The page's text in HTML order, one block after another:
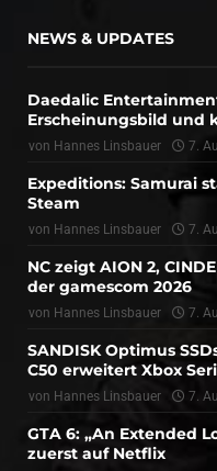
NEWS & UPDATES
Daedalic
Erscheinungsbild und
von Hannes Linsbauer 7.
Expeditions: Samurai
Steam
von Hannes Linsbauer 7.
NC zeigt AION 2,
der gamescom 2026
von Hannes Linsbauer 7.
SANDISK Optimus
C50 erweitert Xbox
von Hannes Linsbauer 7.
GTA 6: „An Extended
zuerst auf Netflix